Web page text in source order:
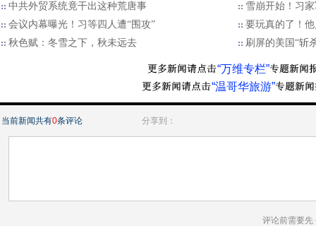
中共外贸系统竟干出这种荒唐事
雪崩开始！习
会议内幕曝光！习等四人遭“围攻”
要玩真的了！
秋色赋：冬雪之下，秋未远去
刷屏的美国“斩
“万维专栏”
“温哥华旅游”
当前新闻共有0条评论 分享到：
评论前需要先